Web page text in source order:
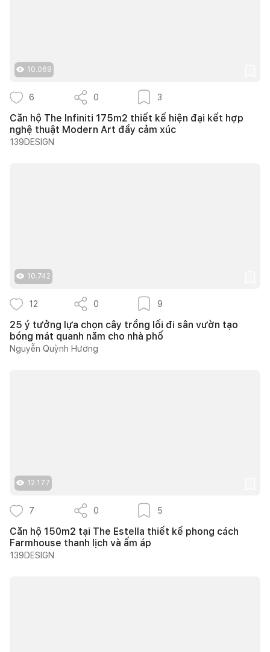
10.069
6 0 3
Căn hộ The Infiniti 175m2 thiết kế hiện đại kết hợp
nghệ thuật Modern Art đầy cảm xúc
139DESIGN
10.742
12 0 9
25 ý tưởng lựa chọn cây trồng lối đi sân vườn tạo
bóng mát quanh năm cho nhà phố
Nguyễn Quỳnh Hương
12.177
7 0 5
Căn hộ 150m2 tại The Estella thiết kế phong cách
Farmhouse thanh lịch và ấm áp
139DESIGN